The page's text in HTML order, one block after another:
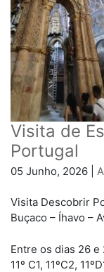
Visita de
Portugal
05 Junho, 2026 |
Visita Descobrir
Buçaco – Íhavo –
Entre os dias 26 e
11º C1, 11ºC2,